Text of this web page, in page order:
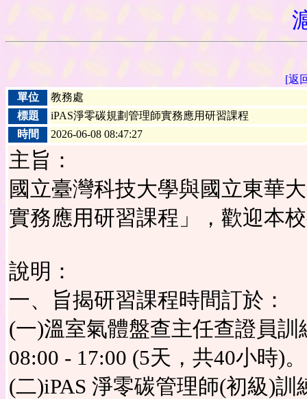
[返
單位
教務處
標題
iPAS淨零碳規劃管理師實務應用研習課程
時間
2026-06-08 08:47:27
主旨：
國立臺灣科技大學與國立東華
實務應用研習課程」，歡迎本
說明：
一、旨揭研習課程時間訂於：
(一)溫室氣體盤查主任查證員訓
08:00 - 17:00 (5天，共40小時)。
(二)iPAS 淨零碳管理師(初級)訓